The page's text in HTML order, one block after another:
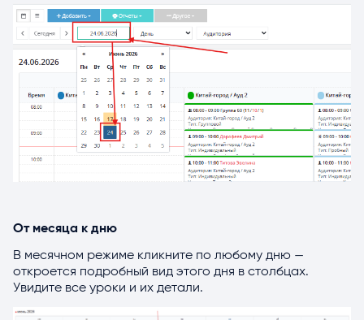
От месяца к дню
В месячном режиме кликните по любому дню —
откроется подробный вид этого дня в столбцах.
Увидите все уроки и их детали.